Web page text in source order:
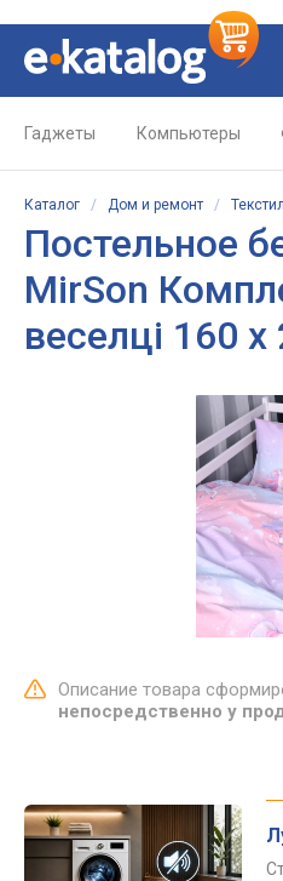
Гаджеты Компьютеры
Каталог / Дом и ремонт /
Постельное
MirSon
веселці 160
Описание товара
непосредственно у